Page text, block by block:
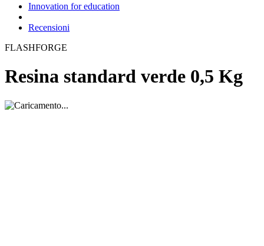
Innovation for education
Recensioni
FLASHFORGE
Resina standard verde 0,5 Kg